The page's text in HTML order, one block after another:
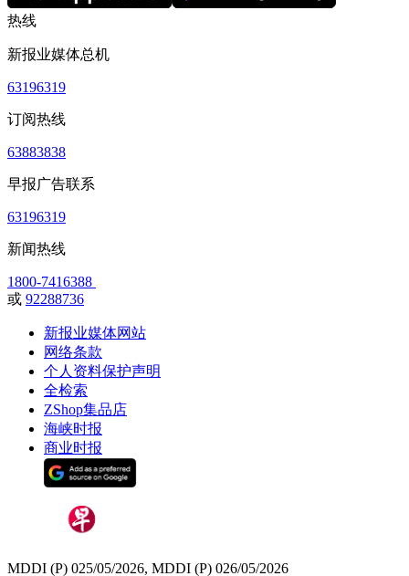
热线
新报业媒体总机
63196319
订阅热线
63883838
早报广告联系
63196319
新闻热线
1800-7416388
或 92288736
新报业媒体网站
网络条款
个人资料保护声明
全检索
ZShop集品店
海峡时报
商业时报
MDDI (P) 025/05/2026, MDDI (P) 026/05/2026